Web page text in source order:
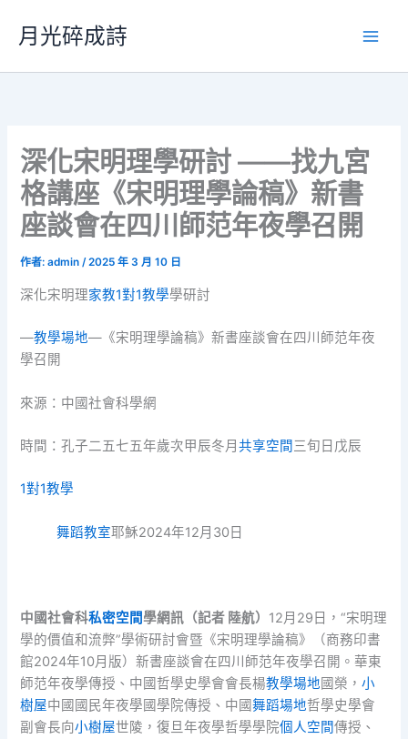
要
月光碎成詩
深化宋明理學研討 ——找九宮
格講座《宋明理學論稿》新書
座談會在四川師范年夜學召開
作者:admin/2025 年 3 月 10 日
深化宋明理家教1對1教學學研討
—教學場地—《宋明理學論稿》新書座談會在四川師范年夜
學召開
來源：中國社會科學網
時間：孔子二五七五年歲次甲辰冬月共享空間三旬日戊辰
1對1教學
舞蹈教室耶穌2024年12月30日
中國社會科私密空間學網訊（記者 陸航） 12月29日，“宋明理
學的價值和流弊”學術研討會暨《宋明理學論稿》（商務印書
館2024年10月版）新書座談會在四川師范年夜學召開。華東
師范年夜學傳授、中國哲學史學會會長楊教學場地國榮，小
樹屋中國國民年夜學國學院傳授、中國舞蹈場地哲學史學會
副會長向小樹屋世陵，復旦年夜學哲學學院個人空間傳授、